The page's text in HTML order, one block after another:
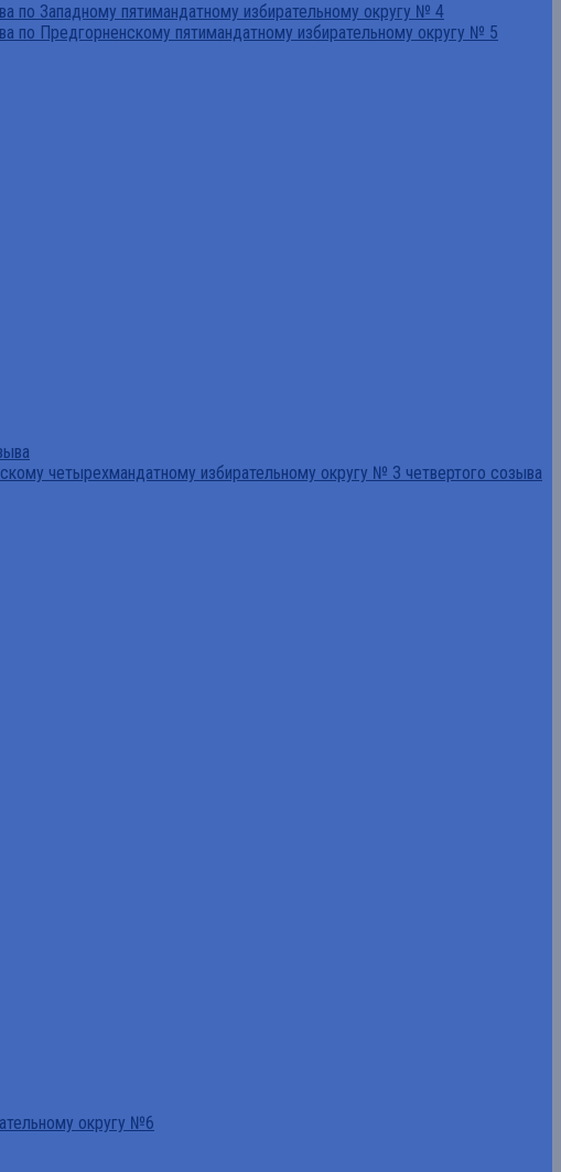
по Западному пятимандатному избирательному округу № 4
по Предгорненскому пятимандатному избирательному округу № 5
четырехмандатному избирательному округу № 3 четвертого созыва
округу №6